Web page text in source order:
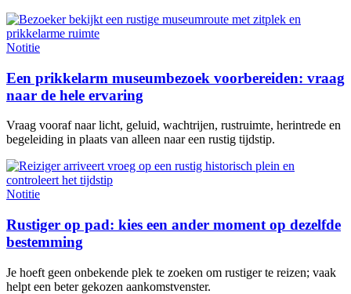
Notitie
Een prikkelarm museumbezoek voorbereiden: vraag
naar de hele ervaring
Vraag vooraf naar licht, geluid, wachtrijen, rustruimte, herintrede en
begeleiding in plaats van alleen naar een rustig tijdstip.
Notitie
Rustiger op pad: kies een ander moment op dezelfde
bestemming
Je hoeft geen onbekende plek te zoeken om rustiger te reizen; vaak
helpt een beter gekozen aankomstvenster.